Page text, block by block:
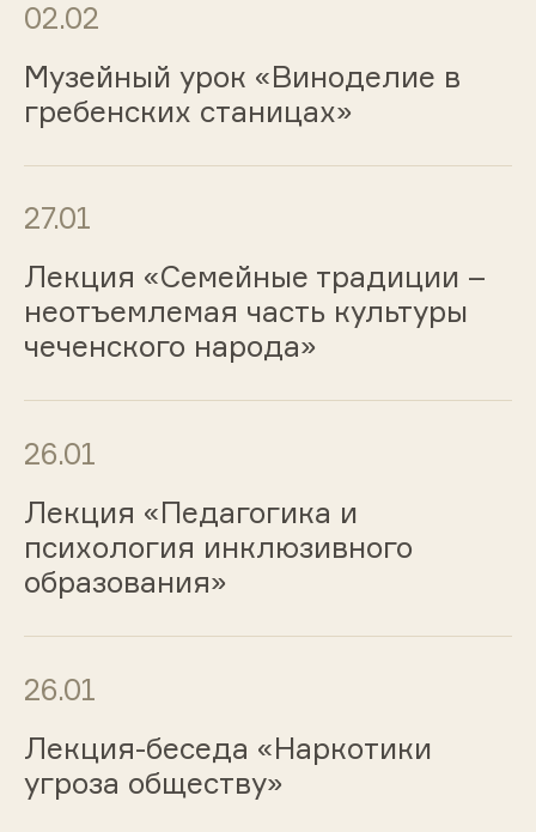
02.02
Музейный урок «Виноделие в
гребенских станицах»
27.01
Лекция «Семейные традиции –
неотъемлемая часть культуры
чеченского народа»
26.01
Лекция «Педагогика и
психология инклюзивного
образования»
26.01
Лекция-беседа «Наркотики
угроза обществу»